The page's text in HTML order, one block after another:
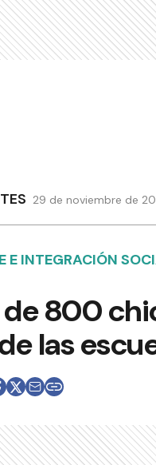
29 de noviembre de
E INTEGRACIÓN
de 800
las